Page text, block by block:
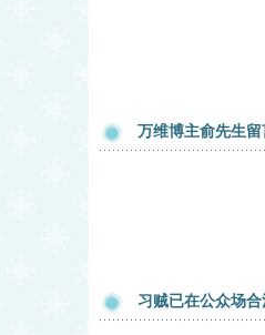
万维博主俞先生留
习贼已在公众场合